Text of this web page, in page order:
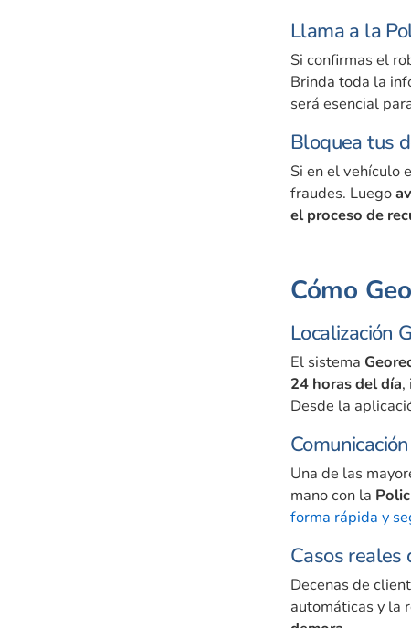
Llama a la
Si confirmas el
Brinda toda la
será esencial
Bloquea tus
Si en el vehículo
fraudes. Luego
el proceso de
Cómo
Localización
El sistema
24 horas del día,
Desde la
Una de las
mano con la
forma rápida y
Casos reales
Decenas de
automáticas y la